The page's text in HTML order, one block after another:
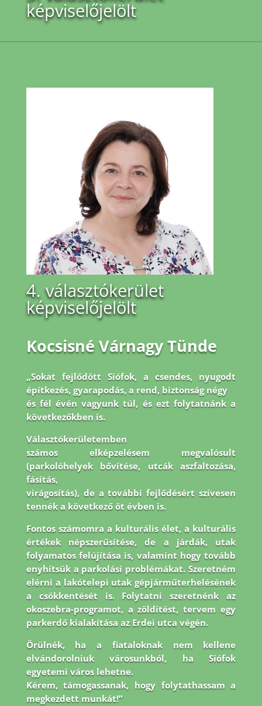
képviselőjelölt
4. választókerület
képviselőjelölt
Kocsisné Várnagy Tünde
„Sokat fejlődött Siófok, a csendes, nyugodt
építkezés, gyarapodás, a rend, biztonság négy
és fél évén vagyunk túl, és ezt folytatnánk a
következőkben is.
Választókerületemben
számos elképzelésem megvalósult
(parkolóhelyek bővítése, utcák aszfaltozása,
fásítás,
virágosítás), de a további fejlődésért szívesen
tennék a következő öt évben is.
Fontos számomra a kulturális élet, a kulturális
értékek népszerűsítése, de a járdák, utak
folyamatosfelújítása is, valamint hogy tovább
enyhítsük a parkolási problémákat. Szeretném
elérni a lakótelepi utak gépjárműterhelésének
a csökkentését is. Folytatni szeretnénk az
okoszebra-programot, a zöldítést, tervem egy
parkerdő kialakítása az Erdei utca végén.
Örülnék, ha a fiataloknak nem kellene
elvándorolniuk városunkból, ha Siófok
egyetemi város lehetne.
Kérem, támogassanak, hogy folytathassam a
megkezdett munkát!”